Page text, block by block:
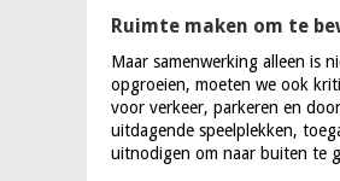
Ruimte maken om te
Maar samenwerking alleen is
opgroeien, moeten we ook
voor verkeer, parkeren en
uitdagende speelplekken,
uitnodigen om naar buiten te